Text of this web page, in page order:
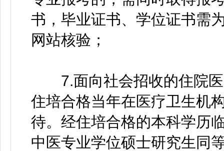
书，毕业证书、学位证书需
网站核验；
7.面向社会招收的住院医
住培合格当年在医疗卫生机
待。经住培合格的本科学历
中医专业学位硕士研究生同